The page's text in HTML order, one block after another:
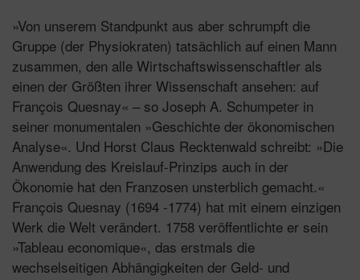
»Von unserem Standpunkt aus aber schrumpft die
Gruppe (der Physiokraten) tatsächlich auf einen Mann
zusammen, den alle Wirtschaftswissenschaftler als
einen der Größten ihrer Wissenschaft ansehen: auf
François Quesnay« – so Joseph A. Schumpeter in
seiner monumentalen »Geschichte der ökonomischen
Analyse«. Und Horst Claus Recktenwald schreibt: »Die
Anwendung des Kreislauf-Prinzips auch in der
Ökonomie hat den Franzosen unsterblich gemacht.«
François Quesnay (1694 -1774) hat mit einem einzigen
Werk die Welt verändert. 1758 veröffentlichte er sein
»Tableau economique«, das erstmals die
wechselseitigen Abhängigkeiten der Geld- und